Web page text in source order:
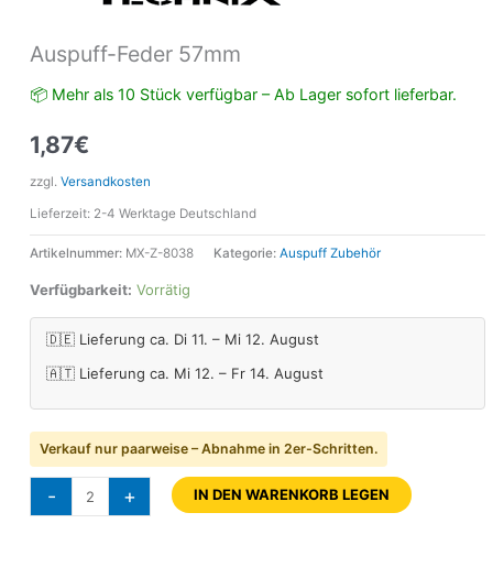
Auspuff-Feder 57mm
📦 Mehr als 10 Stück verfügbar – Ab Lager sofort lieferbar.
1,87€
zzgl. Versandkosten
Lieferzeit: 2-4 Werktage Deutschland
Artikelnummer: MX-Z-8038 Kategorie: Auspuff Zubehör
Verfügbarkeit: Vorrätig
🇩🇪 Lieferung ca. Di 11. – Mi 12. August
🇦🇹 Lieferung ca. Mi 12. – Fr 14. August
Verkauf nur paarweise – Abnahme in 2er-Schritten.
- + IN DEN WARENKORB LEGEN